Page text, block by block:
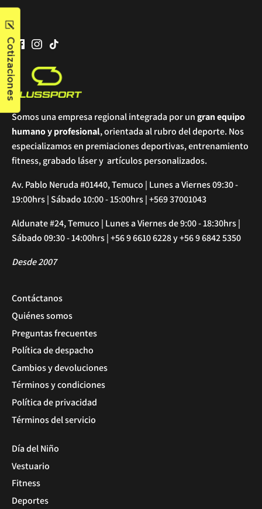
Somos una empresa regional integrada por ungran equipo
humano y profesional, orientada al rubro del deporte. Nos
especializamos en premiaciones deportivas, entrenamiento
fitness, grabado láser y artículos personalizados.
Av. Pablo Neruda #01440, Temuco | Lunes a Viernes 09:30 -
19:00hrs | Sábado 10:00 - 15:00hrs | +569 37001043
Aldunate #24, Temuco | Lunes a Viernes de 9:00 - 18:30hrs |
Sábado 09:30 - 14:00hrs | +56 9 6610 6228 y +56 9 6842 5350
Desde 2007
Contáctanos
Quiénes somos
Preguntas frecuentes
Política de despacho
Cambios y devoluciones
Términos y condiciones
Política de privacidad
Términos del servicio
Día del Niño
Vestuario
Fitness
Deportes
Cotizaciones